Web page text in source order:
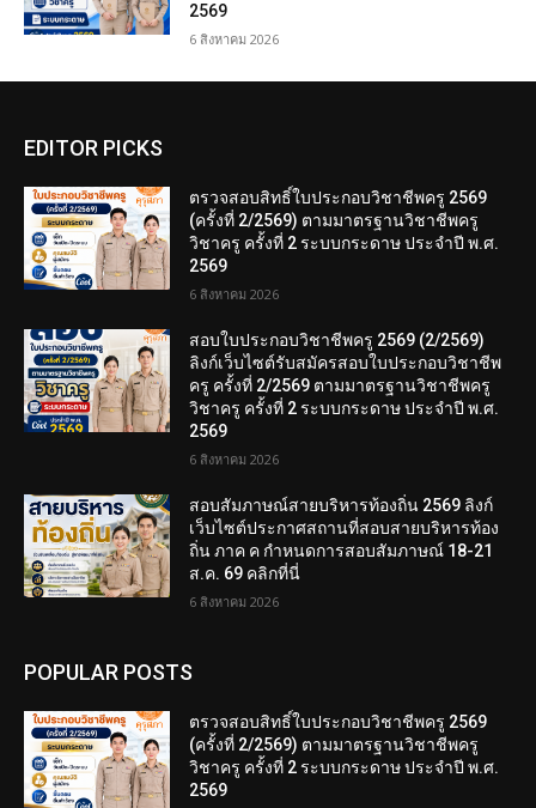
2569
6 สิงหาคม 2026
EDITOR PICKS
ตรวจสอบสิทธิ์ใบประกอบวิชาชีพครู 2569
(ครั้งที่ 2/2569) ตามมาตรฐานวิชาชีพครู
วิชาครู ครั้งที่ 2 ระบบกระดาษ ประจำปี พ.ศ.
2569
6 สิงหาคม 2026
สอบใบประกอบวิชาชีพครู 2569 (2/2569)
ลิงก์เว็บไซต์รับสมัครสอบใบประกอบวิชาชีพ
ครู ครั้งที่ 2/2569 ตามมาตรฐานวิชาชีพครู
วิชาครู ครั้งที่ 2 ระบบกระดาษ ประจำปี พ.ศ.
2569
6 สิงหาคม 2026
สอบสัมภาษณ์สายบริหารท้องถิ่น 2569 ลิงก์
เว็บไซต์ประกาศสถานที่สอบสายบริหารท้อง
ถิ่น ภาค ค กำหนดการสอบสัมภาษณ์ 18-21
ส.ค. 69 คลิกที่นี่
6 สิงหาคม 2026
POPULAR POSTS
ตรวจสอบสิทธิ์ใบประกอบวิชาชีพครู 2569
(ครั้งที่ 2/2569) ตามมาตรฐานวิชาชีพครู
วิชาครู ครั้งที่ 2 ระบบกระดาษ ประจำปี พ.ศ.
2569